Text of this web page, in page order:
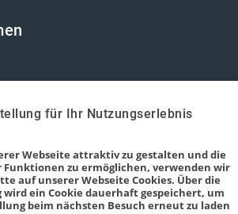
für Ihr Nutzungserlebnis
Webseite attraktiv zu gestalten und die
zu ermöglichen, verwenden wir
auf unserer Webseite Cookies. Über die
ein Cookie dauerhaft gespeichert, um
beim nächsten Besuch erneut zu laden